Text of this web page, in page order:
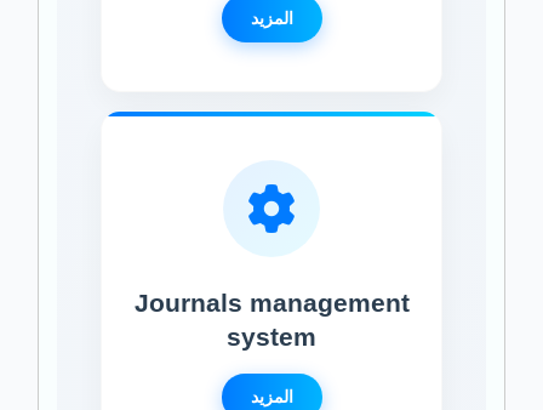
المزيد
Journals management
system
المزيد